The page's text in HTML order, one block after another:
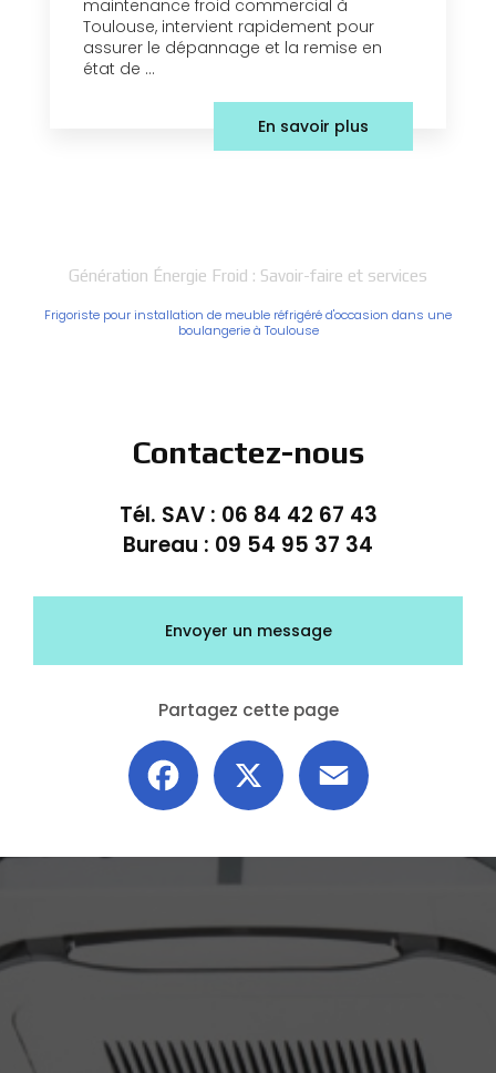
maintenance froid commercial à
Toulouse, intervient rapidement pour
assurer le dépannage et la remise en
état de ...
En savoir plus
Génération Énergie Froid : Savoir-faire et services
Frigoriste pour installation de meuble réfrigéré d'occasion dans une
boulangerie à Toulouse
Contactez-nous
Tél. SAV : 06 84 42 67 43
Bureau : 09 54 95 37 34
Envoyer un message
Partagez cette page
Facebook